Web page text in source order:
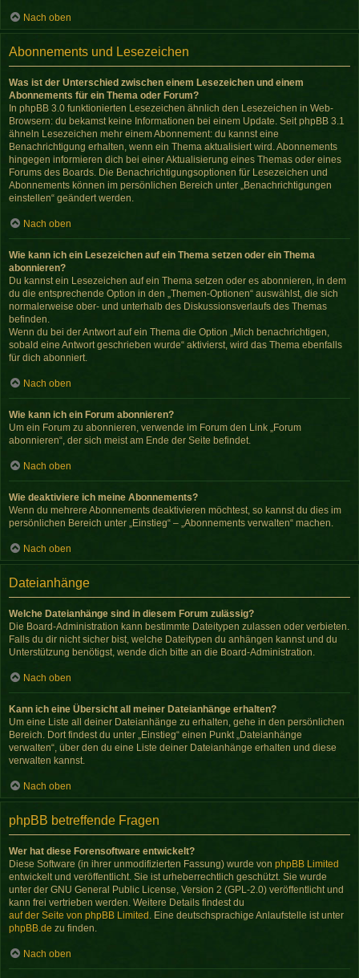
Nach oben
Abonnements und Lesezeichen
Was ist der Unterschied zwischen einem Lesezeichen und einem
Abonnements für ein Thema oder Forum?
In phpBB 3.0 funktionierten Lesezeichen ähnlich den Lesezeichen in Web-
Browsern: du bekamst keine Informationen bei einem Update. Seit phpBB 3.1
ähneln Lesezeichen mehr einem Abonnement: du kannst eine
Benachrichtigung erhalten, wenn ein Thema aktualisiert wird. Abonnements
hingegen informieren dich bei einer Aktualisierung eines Themas oder eines
Forums des Boards. Die Benachrichtigungsoptionen für Lesezeichen und
Abonnements können im persönlichen Bereich unter „Benachrichtigungen
einstellen“ geändert werden.
Nach oben
Wie kann ich ein Lesezeichen auf ein Thema setzen oder ein Thema
abonnieren?
Du kannst ein Lesezeichen auf ein Thema setzen oder es abonnieren, in dem
du die entsprechende Option in den „Themen-Optionen“ auswählst, die sich
normalerweise ober- und unterhalb des Diskussionsverlaufs des Themas
befinden.
Wenn du bei der Antwort auf ein Thema die Option „Mich benachrichtigen,
sobald eine Antwort geschrieben wurde“ aktivierst, wird das Thema ebenfalls
für dich abonniert.
Nach oben
Wie kann ich ein Forum abonnieren?
Um ein Forum zu abonnieren, verwende im Forum den Link „Forum
abonnieren“, der sich meist am Ende der Seite befindet.
Nach oben
Wie deaktiviere ich meine Abonnements?
Wenn du mehrere Abonnements deaktivieren möchtest, so kannst du dies im
persönlichen Bereich unter „Einstieg“ – „Abonnements verwalten“ machen.
Nach oben
Dateianhänge
Welche Dateianhänge sind in diesem Forum zulässig?
Die Board-Administration kann bestimmte Dateitypen zulassen oder verbieten.
Falls du dir nicht sicher bist, welche Dateitypen du anhängen kannst und du
Unterstützung benötigst, wende dich bitte an die Board-Administration.
Nach oben
Kann ich eine Übersicht all meiner Dateianhänge erhalten?
Um eine Liste all deiner Dateianhänge zu erhalten, gehe in den persönlichen
Bereich. Dort findest du unter „Einstieg“ einen Punkt „Dateianhänge
verwalten“, über den du eine Liste deiner Dateianhänge erhalten und diese
verwalten kannst.
Nach oben
phpBB betreffende Fragen
Wer hat diese Forensoftware entwickelt?
Diese Software (in ihrer unmodifizierten Fassung) wurde von phpBB Limited
entwickelt und veröffentlicht. Sie ist urheberrechtlich geschützt. Sie wurde
unter der GNU General Public License, Version 2 (GPL-2.0) veröffentlicht und
kann frei vertrieben werden. Weitere Details findest du
auf der Seite von phpBB Limited . Eine deutschsprachige Anlaufstelle ist unter
phpBB.de zu finden.
Nach oben